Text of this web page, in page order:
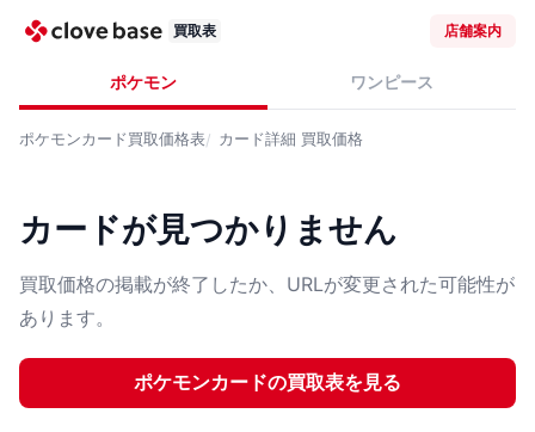
買取表 店舗案内
ポケモン ワンピース
ポケモンカード買取価格表 カード詳細 買取価格
カードが見つかりません
買取価格の掲載が終了したか、URLが変更された可能性が
あります。
ポケモンカードの買取表を見る